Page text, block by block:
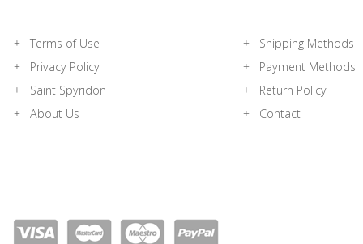
Terms of Use
Privacy Policy
Saint Spyridon
About Us
Shipping Methods
Payment Methods
Return Policy
Contact